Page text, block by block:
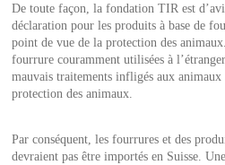
De toute façon, la fondation TIR est
déclaration pour les produits à base de
point de vue de la protection des
fourrure couramment utilisées à
mauvais traitements infligés aux
protection des animaux.
Par conséquent, les fourrures et des
devraient pas être importés en Suisse.